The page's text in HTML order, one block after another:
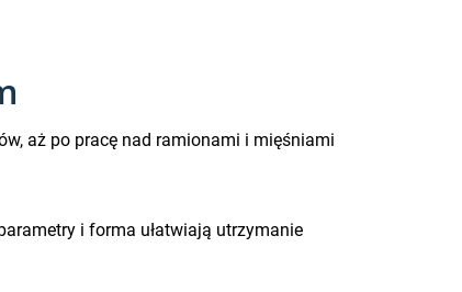
aż po pracę nad ramionami i mięśniami
i forma ułatwiają utrzymanie